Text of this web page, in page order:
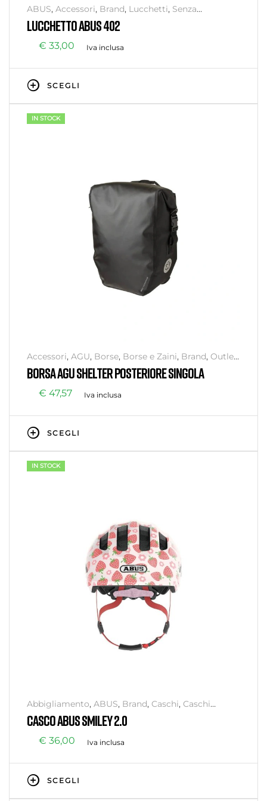
ABUS, Accessori, Brand, Lucchetti, Senza
categoria,Sicurezza
LUCCHETTO ABUS 402
€ 33,00 Iva inclusa
SCEGLI
IN STOCK
Accessori, AGU, Borse, Borse e Zaini, Brand, Outlet,
Senza categoria
BORSA AGU SHELTER POSTERIORE SINGOLA
€ 47,57 Iva inclusa
SCEGLI
IN STOCK
Abbigliamento, ABUS, Brand, Caschi, Caschi
Bambino,Senza categoria
CASCO ABUS SMILEY 2.0
€ 36,00 Iva inclusa
SCEGLI